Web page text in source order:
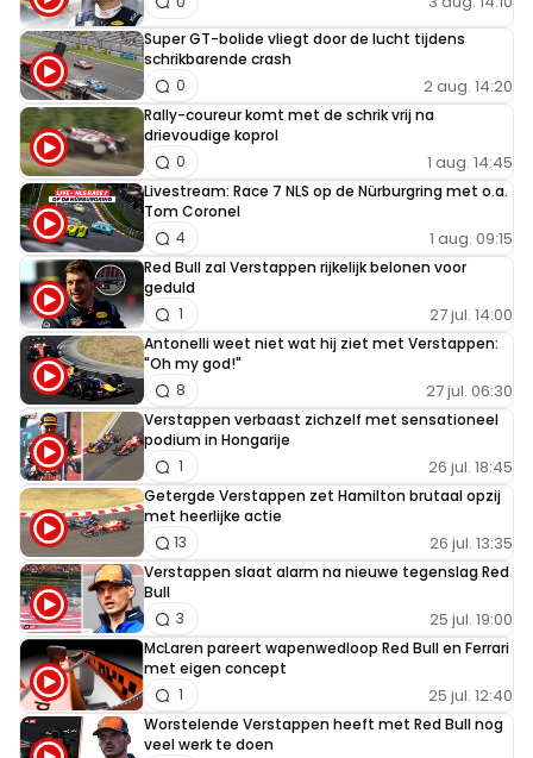
Super GT-bolide vliegt door de lucht tijdens
schrikbarende crash
2 aug. 14:20
0
Rally-coureur komt met de schrik vrij na
drievoudige koprol
1 aug. 14:45
0
Livestream: Race 7 NLS op de Nürburgring met o.a.
Tom Coronel
1 aug. 09:15
4
Red Bull zal Verstappen rijkelijk belonen voor
geduld
27 jul. 14:00
1
Antonelli weet niet wat hij ziet met Verstappen:
"Oh my god!"
27 jul. 06:30
8
Verstappen verbaast zichzelf met sensationeel
podium in Hongarije
26 jul. 18:45
1
Getergde Verstappen zet Hamilton brutaal opzij
met heerlijke actie
26 jul. 13:35
13
Verstappen slaat alarm na nieuwe tegenslag Red
Bull
25 jul. 19:00
3
McLaren pareert wapenwedloop Red Bull en Ferrari
met eigen concept
25 jul. 12:40
1
Worstelende Verstappen heeft met Red Bull nog
veel werk te doen